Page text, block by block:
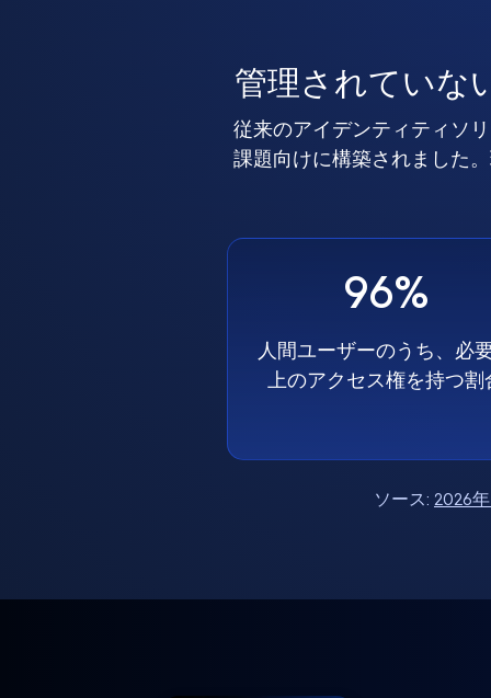
管理されていな
従来のアイデンティティソ
課題向けに構築されました
96%
人間ユーザーのうち、必
上のアクセス権を持つ割
ソース: 2026